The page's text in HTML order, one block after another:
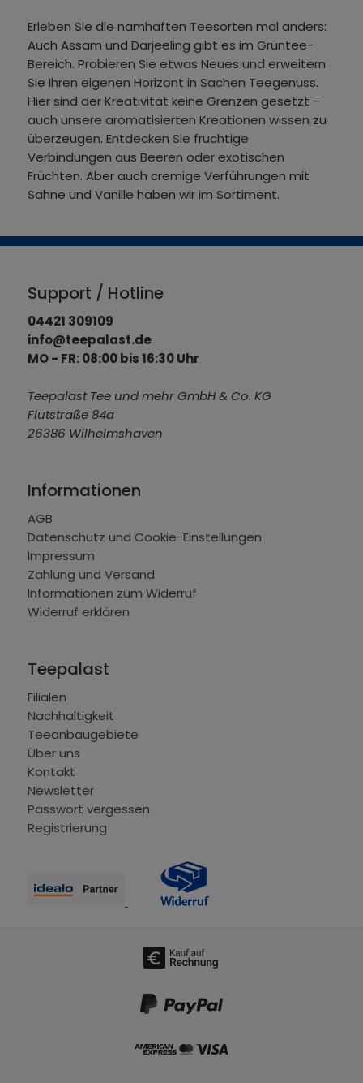
Erleben Sie die namhaften Teesorten mal anders:
Auch Assam und Darjeeling gibt es im Grüntee-
Bereich. Probieren Sie etwas Neues und erweitern
Sie Ihren eigenen Horizont in Sachen Teegenuss.
Hier sind der Kreativität keine Grenzen gesetzt –
auch unsere aromatisierten Kreationen wissen zu
überzeugen. Entdecken Sie fruchtige
Verbindungen aus Beeren oder exotischen
Früchten. Aber auch cremige Verführungen mit
Sahne und Vanille haben wir im Sortiment.
Support / Hotline
04421 309109
info@teepalast.de
MO - FR: 08:00 bis 16:30 Uhr
Teepalast Tee und mehr GmbH & Co. KG
Flutstraße 84a
26386 Wilhelmshaven
Informationen
AGB
Datenschutz und Cookie-Einstellungen
Impressum
Zahlung und Versand
Informationen zum Widerruf
Widerruf erklären
Teepalast
Filialen
Nachhaltigkeit
Teeanbaugebiete
Über uns
Kontakt
Newsletter
Passwort vergessen
Registrierung